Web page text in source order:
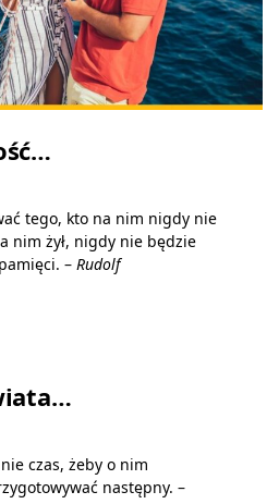
tego, kto na nim nigdy nie
nim żył, nigdy nie będzie
– Rudolf
nie czas, żeby o nim
następny. –